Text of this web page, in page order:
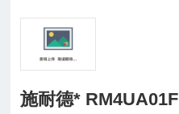
施耐德* RM4UA01F RM4UA33MW RM3